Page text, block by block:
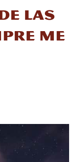
las
me